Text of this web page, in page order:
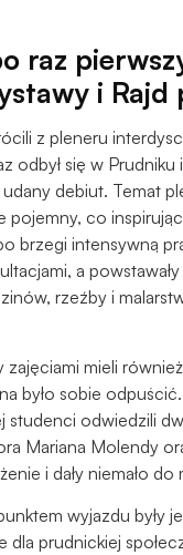
raz
i Rajd
z pleneru
odbył się w
debiut. Temat
pojemny, co
brzegi intensywną
a
rzeźby i
mieli
było sobie
studenci odwiedzili
Mariana Molendy
i dały niemało do
wyjazdu były
dla prudnickiej
swoje
treści